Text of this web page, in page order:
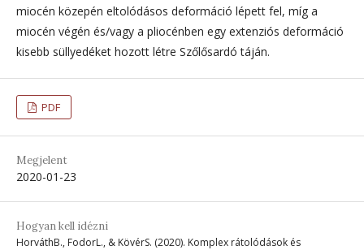
miocén közepén eltolódásos deformáció lépett fel, míg a
miocén végén és/vagy a pliocénben egy extenziós deformáció
kisebb süllyedéket hozott létre Szőlősardó táján.
PDF
Megjelent
2020-01-23
Hogyan kell idézni
HorváthB., FodorL., & KövérS. (2020). Komplex rátolódások és